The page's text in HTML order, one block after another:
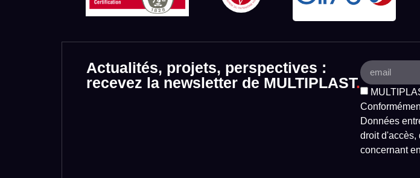
Actualités, projets, perspectives :
recevez la newsletter de MULTIPLAST.
Données
droit d'accès,
concernant